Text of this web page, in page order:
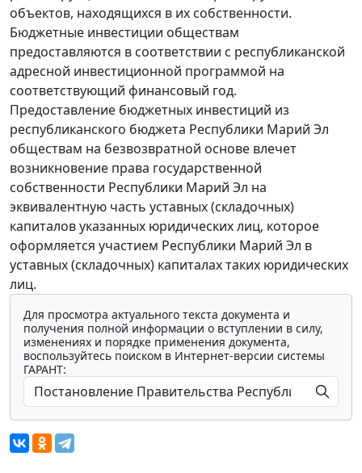
объектов, находящихся в их собственности.
Бюджетные инвестиции обществам
предоставляются в соответствии с республиканской
адресной инвестиционной программой на
соответствующий финансовый год.
Предоставление бюджетных инвестиций из
республиканского бюджета Республики Марий Эл
обществам на безвозвратной основе влечет
возникновение права государственной
собственности Республики Марий Эл на
эквивалентную часть уставных (складочных)
капиталов указанных юридических лиц, которое
оформляется участием Республики Марий Эл в
уставных (складочных) капиталах таких юридических
лиц.
Для просмотра актуального текста документа и
получения полной информации о вступлении в силу,
изменениях и порядке применения документа,
воспользуйтесь поиском в Интернет-версии системы
ГАРАНТ: